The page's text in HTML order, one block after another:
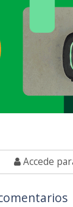
Accede